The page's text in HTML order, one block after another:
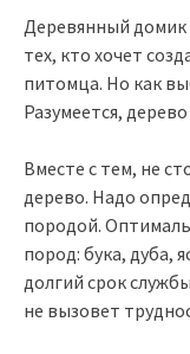
Деревянный домик
тех, кто хочет
питомца. Но как
Разумеется,
Вместе с тем, не
дерево. Надо
породой.
пород: бука, дуба,
долгий срок
не вызовет